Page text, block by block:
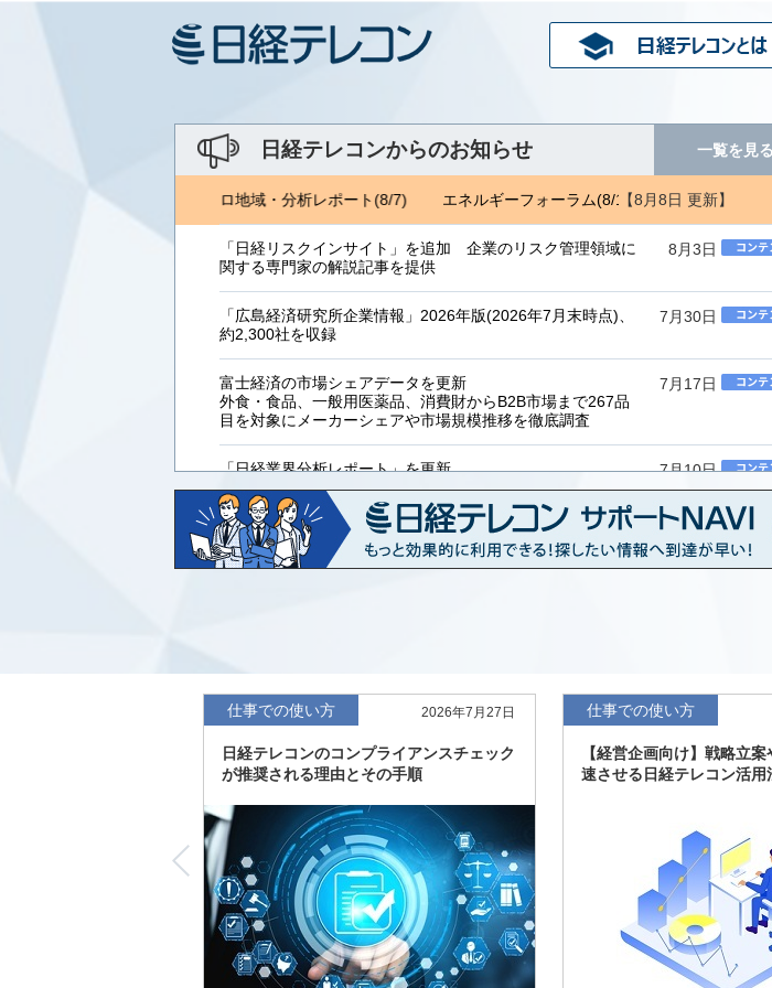
日経テレコンからのお知らせ 一覧を見る
【8月8日 更新】
ギーフォーラム(8/1) ジェトロ地域・分析レポート(8/7) エネルギーフォーラム(8/1) ジェトロ地域・分析
8月3日
「日経リスクインサイト」を追加 企業のリスク管理領域に
関する専門家の解説記事を提供
7月30日
「広島経済研究所企業情報」2026年版(2026年7月末時点)、
約2,300社を収録
7月17日
富士経済の市場シェアデータを更新
外食・食品、一般用医薬品、消費財からB2B市場まで267品
目を対象にメーカーシェアや市場規模推移を徹底調査
7月10日
「日経業界分析レポート」を更新
「工業用プラスチック製品」「システムインテグレーター」
など20業界の内容を刷新
7月8日
「東洋経済海外進出企業情報」の2026年版、約3万6千社を
収録
「日経POS情報マーケットレポート」の最新版、10～3月実
績の市場動向を速報
度の予想を実施
仕事での使い方 2026年7月27日
日経テレコンのコンプライアンスチェック
が推奨される理由とその手順
仕事での使い方
【経営企画向け】戦略立
速させる日経テレコン活用